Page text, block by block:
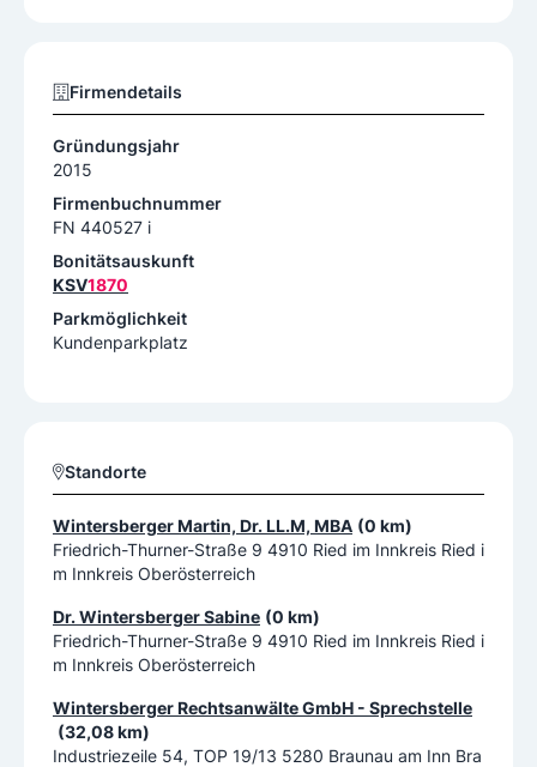
Firmendetails
Gründungsjahr
2015
Firmenbuchnummer
FN 440527 i
Bonitätsauskunft
KSV1870
Parkmöglichkeit
Kundenparkplatz
Standorte
Wintersberger Martin, Dr. LL.M, MBA (0 km)
Friedrich-Thurner-Straße 9 4910 Ried im Innkreis Ried i
m Innkreis Oberösterreich
Dr. Wintersberger Sabine (0 km)
Friedrich-Thurner-Straße 9 4910 Ried im Innkreis Ried i
m Innkreis Oberösterreich
Wintersberger Rechtsanwälte GmbH - Sprechstelle
(32,08 km)
Industriezeile 54, TOP 19/13 5280 Braunau am Inn Bra